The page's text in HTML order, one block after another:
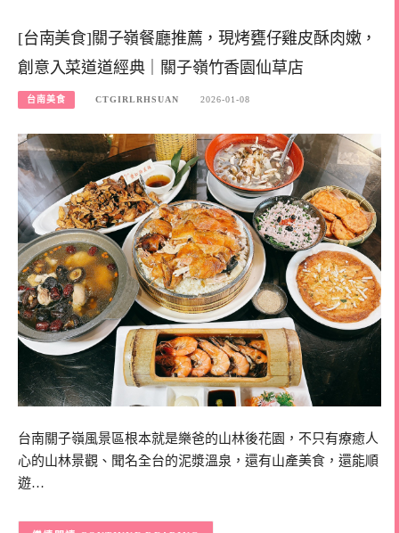
[台南美食]關子嶺餐廳推薦，現烤甕仔雞皮酥肉嫩，
創意入菜道道經典｜關子嶺竹香園仙草店
台南美食 CTGIRLRHSUAN 2026-01-08
台南關子嶺風景區根本就是樂爸的山林後花園，不只有療癒人
心的山林景觀、聞名全台的泥漿溫泉，還有山產美食，還能順
遊…